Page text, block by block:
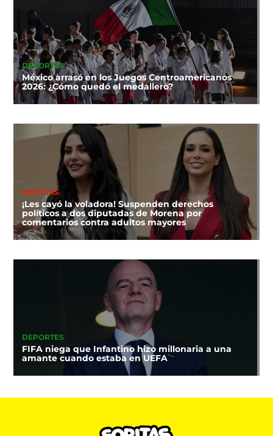
DEPORTES
México arrasó en los Juegos Centroamericanos
2026: ¿Cómo quedó el medallero?
NOTICIAS
¡Les cayó la voladora! Suspenden derechos
políticos a dos diputadas de Morena por
comentarios contra adultos mayores
DEPORTES
FIFA niega que Infantino hizo millonaria a una
amante cuando estaba en UEFA